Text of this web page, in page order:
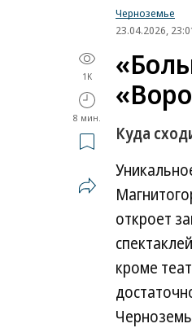
Черноземье
23.04.2026,
1K
8 мин.
Куда
откроет
кроме